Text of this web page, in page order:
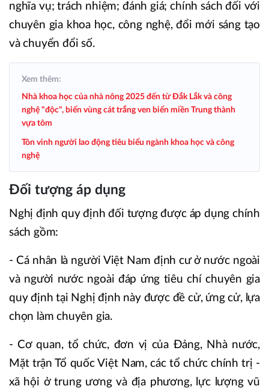
nghĩa vụ; trách nhiệm; đánh giá; chính sách đối với
chuyên gia khoa học, công nghệ, đổi mới sáng tạo
và chuyển đổi số.
Xem thêm:
Nhà khoa học của nhà nông 2025 đến từ Đắk Lắk và công
nghệ "độc", biến vùng cát trắng ven biển miền Trung thành
vựa tôm
Tôn vinh người lao động tiêu biểu ngành khoa học và công
nghệ
Đối tượng áp dụng
Nghị định quy định đối tượng được áp dụng chính
sách gồm:
- Cá nhân là người Việt Nam định cư ở nước ngoài
và người nước ngoài đáp ứng tiêu chí chuyên gia
quy định tại Nghị định này được đề cử, ứng cử, lựa
chọn làm chuyên gia.
- Cơ quan, tổ chức, đơn vị của Đảng, Nhà nước,
Mặt trận Tổ quốc Việt Nam, các tổ chức chính trị -
xã hội ở trung ương và địa phương, lực lượng vũ